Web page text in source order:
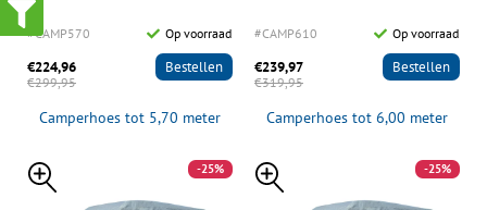
#CAMP570 Op voorraad
€224,96
€299,95
Bestellen
Camperhoes tot 5,70 meter
#CAMP610 Op voorraad
€239,97
€319,95
Bestellen
Camperhoes tot 6,00 meter
-25% -25%